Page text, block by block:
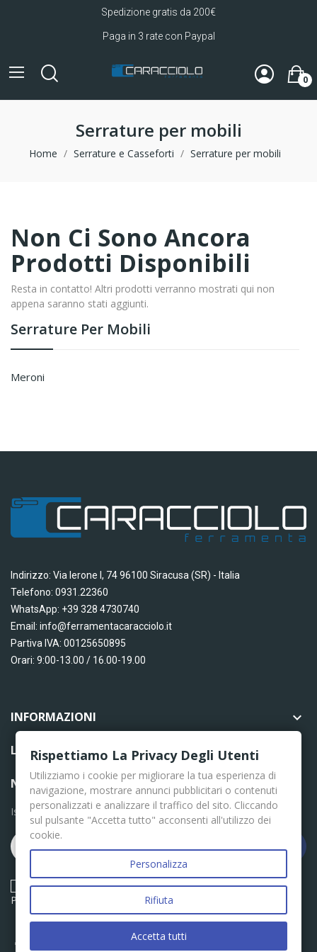
Spedizione gratis da 200€
Paga in 3 rate con Paypal
0
Serrature per mobili
Home Serrature e Casseforti Serrature per mobili
Serrature Per Mobili
meroni
Non Ci Sono Ancora
Prodotti Disponibili
Resta in contatto! Altri prodotti verranno mostrati qui non
appena saranno stati aggiunti.
Indirizzo: Via Ierone I, 74 96100 Siracusa (SR) - Italia
Telefono: 0931.22360
WhatsApp: +39 328 4730740
Email: info@ferramentacaracciolo.it
Partiva IVA: 00125650895
Orari: 9:00-13.00 / 16.00-19.00
INFORMAZIONI 
LINK UTILI
NEWSLETTER
Iscriviti per le ultime news
Iscriviti
Acconsento ai termini e condizioni descritti nella Privacy
Policy
Rispettiamo La Privacy Degli Utenti
Utilizziamo i cookie per migliorare la tua esperienza di
navigazione, mostrare annunci pubblicitari o contenuti
personalizzati e analizzare il traffico del sito. Cliccando
sul pulsante "Accetta tutto" acconsenti all'utilizzo dei
cookie.
Personalizza
Rifiuta
Accetta tutti